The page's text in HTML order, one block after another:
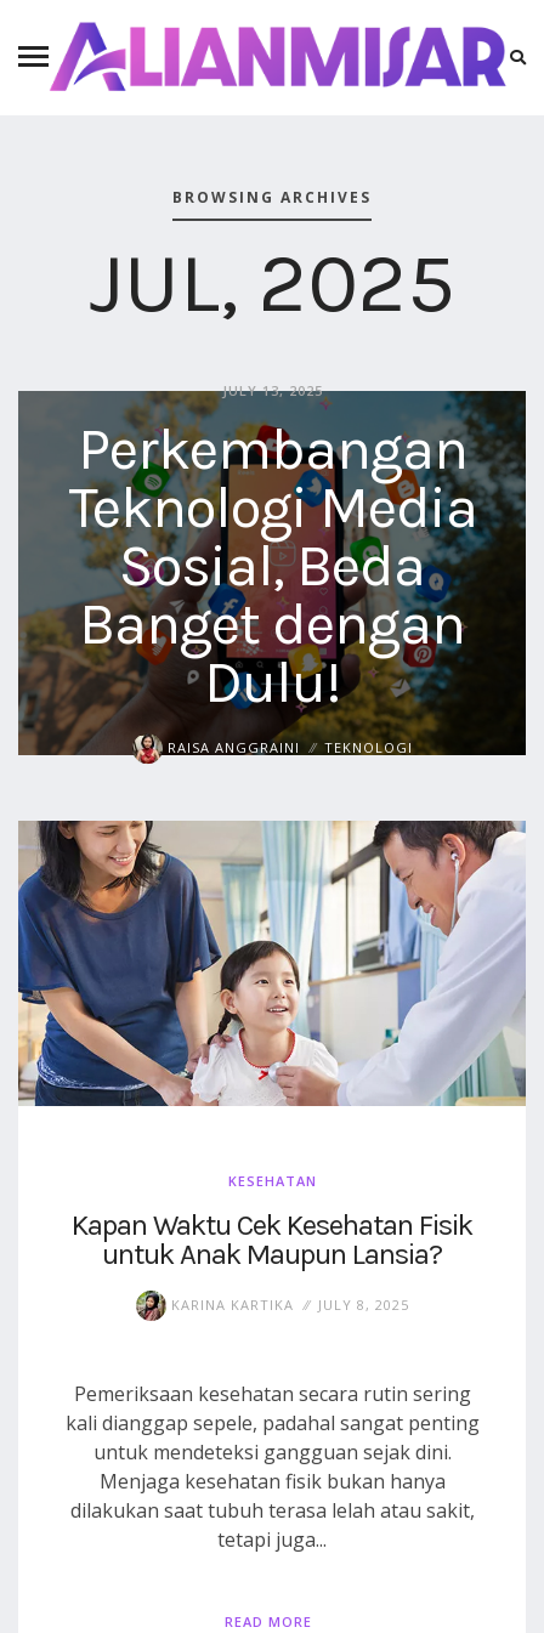
BROWSING ARCHIVES
JUL, 2025
JULY 13, 2025
Perkembangan
Teknologi Media
Sosial, Beda
Banget dengan
Dulu!
RAISA ANGGRAINI TEKNOLOGI
KESEHATAN
Kapan Waktu Cek Kesehatan Fisik
untuk Anak Maupun Lansia?
KARINA KARTIKA JULY 8, 2025
Pemeriksaan kesehatan secara rutin sering
kali dianggap sepele, padahal sangat penting
untuk mendeteksi gangguan sejak dini.
Menjaga kesehatan fisik bukan hanya
dilakukan saat tubuh terasa lelah atau sakit,
tetapi juga...
READ MORE